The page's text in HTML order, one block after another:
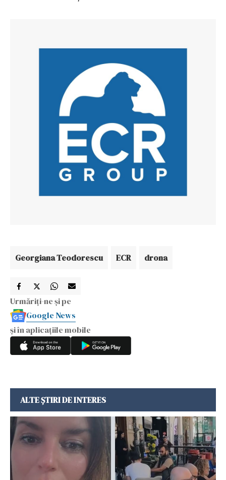
Georgiana Teodorescu ECR drona
Urmăriți-ne și pe
Google News
și în aplicațiile mobile
ALTE ȘTIRI DE INTERES